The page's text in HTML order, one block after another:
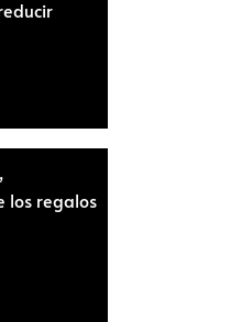
los regalos